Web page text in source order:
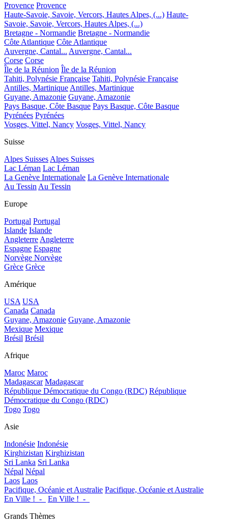
Provence Provence
Haute-Savoie, Savoie, Vercors, Hautes Alpes, (...) Haute-
Savoie, Savoie, Vercors, Hautes Alpes, (...)
Bretagne - Normandie Bretagne - Normandie
Côte Atlantique Côte Atlantique
Auvergne, Cantal... Auvergne, Cantal...
Corse Corse
Île de la Réunion Île de la Réunion
Tahiti, Polynésie Française Tahiti, Polynésie Française
Antilles, Martinique Antilles, Martinique
Guyane, Amazonie Guyane, Amazonie
Pays Basque, Côte Basque Pays Basque, Côte Basque
Pyrénées Pyrénées
Vosges, Vittel, Nancy Vosges, Vittel, Nancy
Suisse
Alpes Suisses Alpes Suisses
Lac Léman Lac Léman
La Genève Internationale La Genève Internationale
Au Tessin Au Tessin
Europe
Portugal Portugal
Islande Islande
Angleterre Angleterre
Espagne Espagne
Norvège Norvège
Grèce Grèce
Amérique
USA USA
Canada Canada
Guyane, Amazonie Guyane, Amazonie
Mexique Mexique
Brésil Brésil
Afrique
Maroc Maroc
Madagascar Madagascar
République Démocratique du Congo (RDC) République
Démocratique du Congo (RDC)
Togo Togo
Asie
Indonésie Indonésie
Kirghizistan Kirghizistan
Sri Lanka Sri Lanka
Népal Népal
Laos Laos
Pacifique, Océanie et Australie Pacifique, Océanie et Australie
En Ville !_-_
En Ville !_-_
Grands Thèmes